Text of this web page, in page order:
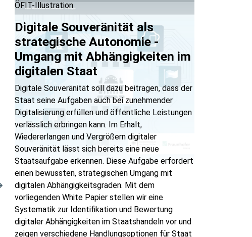
ÖFIT-Illustration
Digitale Souveränität als
strategische Autonomie -
Umgang mit Abhängigkeiten im
digitalen Staat
Digitale Souveränität soll dazu beitragen, dass der
Staat seine Aufgaben auch bei zunehmender
Digitalisierung erfüllen und öffentliche Leistungen
verlässlich erbringen kann. Im Erhalt,
Wiedererlangen und Vergrößern digitaler
Souveränität lässt sich bereits eine neue
Staatsaufgabe erkennen. Diese Aufgabe erfordert
einen bewussten, strategischen Umgang mit
digitalen Abhängigkeitsgraden. Mit dem
vorliegenden White Papier stellen wir eine
Systematik zur Identifikation und Bewertung
digitaler Abhängigkeiten im Staatshandeln vor und
zeigen verschiedene Handlungsoptionen für Staat